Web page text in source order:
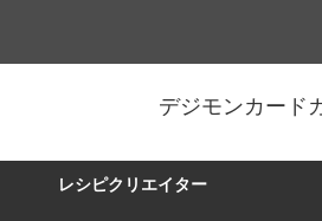
デジモンカード
レシピクリエイター